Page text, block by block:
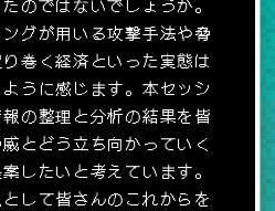
のではないでしょうか。
グが用いる攻撃手法や脅
巻く経済といった実態は
うに感じます。本セッシ
の整理と分析の結果を皆
とどう立ち向かっていく
したいと考えています。
して皆さんのこれからを